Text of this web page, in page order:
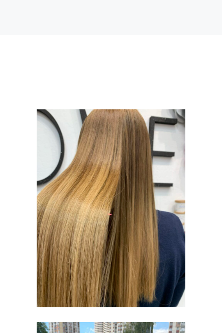
BOJENJE KOSE
I ŠIŠANJE
BOJENJE KOSE I
ŠIŠANJE